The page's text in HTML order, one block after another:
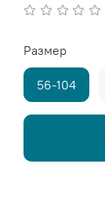
Размер
56-104